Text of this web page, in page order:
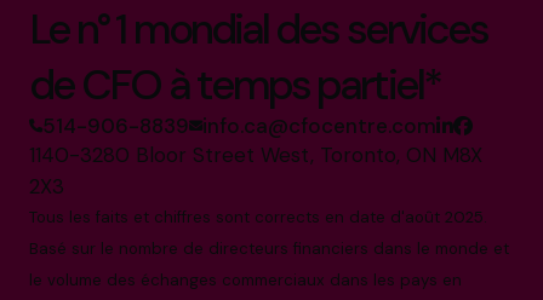
Le n° 1 mondial des services
de CFO à temps partiel*
514-906-8839 info.ca@cfocentre.com
1140-3280 Bloor Street West, Toronto, ON M8X
2X3
Tous les faits et chiffres sont corrects en date d'août 2025.
Basé sur le nombre de directeurs financiers dans le monde et
le volume des échanges commerciaux dans les pays en